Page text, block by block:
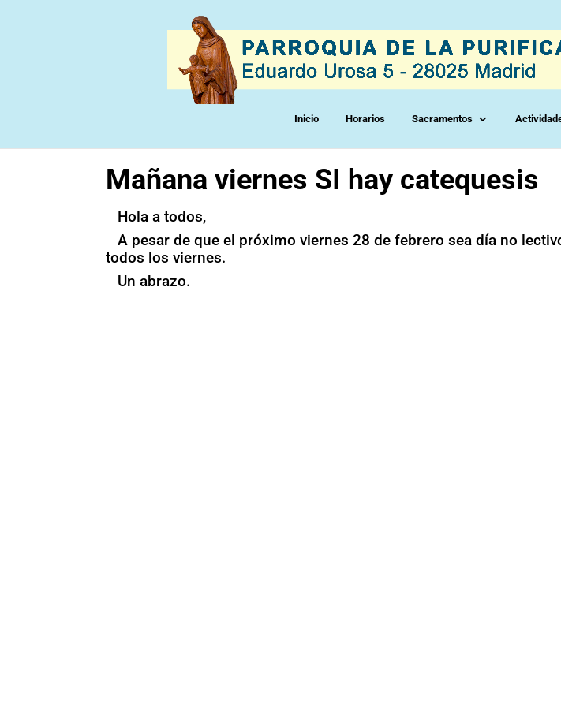
Inicio Horarios Sacramentos
Mañana viernes SI hay catequesis
Hola a todos,
A pesar de que el próximo viernes 28 de febrero sea día no
todos los viernes.
Un abrazo.